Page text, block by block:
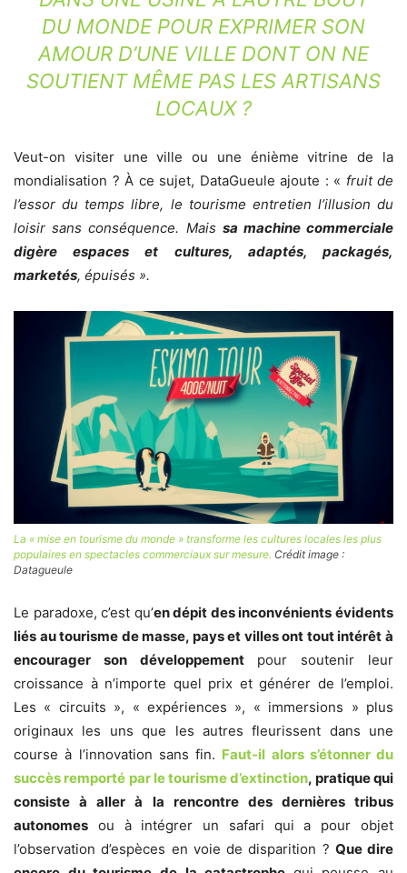
DU MONDE POUR EXPRIMER SON
AMOUR D’UNE VILLE DONT ON NE
SOUTIENT MÊME PAS LES ARTISANS
LOCAUX ?
Veut-on visiter une ville ou une énième vitrine de la
mondialisation ? À ce sujet, DataGueule ajoute : « fruit de
l’essor du temps libre, le tourisme entretien l’illusion du
loisir sans conséquence. Mais sa machine commerciale
digère espaces et cultures, adaptés, packagés,
marketés, épuisés ».
La « mise en tourisme du monde » transforme les cultures locales les plus
populaires en spectacles commerciaux sur mesure. Crédit image :
Datagueule
Le paradoxe, c’est qu’en dépit des inconvénients évidents
liés au tourisme de masse, pays et villes ont tout intérêt à
encourager son développementpour soutenir leur
croissance à n’importe quel prix et générer de l’emploi.
Les « circuits », « expériences », « immersions » plus
originaux les uns que les autres fleurissent dans une
course à l’innovation sans fin. Faut-il alors s’étonner du
succès remporté par le tourisme d’extinction, pratique qui
consiste à aller à la rencontre des dernières tribus
autonomes ou à intégrer un safari qui a pour objet
l’observation d’espèces en voie de disparition ? Que dire